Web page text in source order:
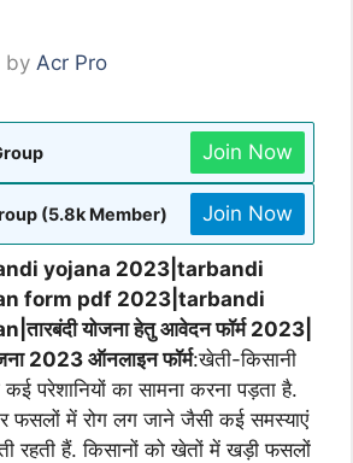
by Acr Pro
Join Now
(5.8k Member) Join Now
yojana 2023|tarbandi
form pdf 2023|tarbandi
योजना हेतु आवेदन फॉर्म 2023|
2023 ऑनलाइन फॉर्म:खेती-किसानी
परेशानियों का सामना करना पड़ता है.
फसलों में रोग लग जाने जैसी कई समस्याएं
रहती हैं. किसानों को खेतों में खड़ी फसलों